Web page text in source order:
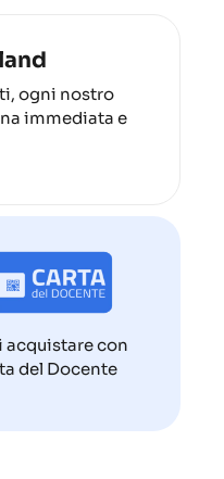
ogni nostro
immediata e
acquistare con
del Docente